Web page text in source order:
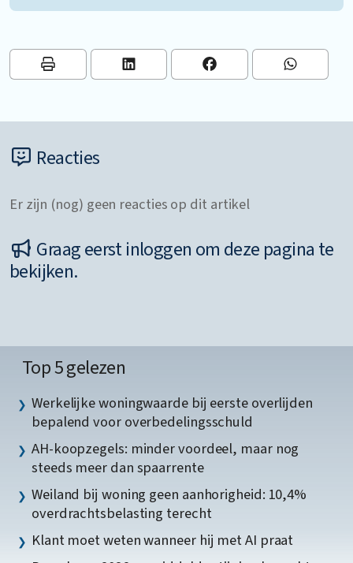
Reacties
Er zijn (nog) geen reacties op dit artikel
Graag eerst inloggen om deze pagina te
bekijken.
Top 5 gelezen
Werkelijke woningwaarde bij eerste overlijden
bepalend voor overbedelingsschuld
AH-koopzegels: minder voordeel, maar nog
steeds meer dan spaarrente
Weiland bij woning geen aanhorigheid: 10,4%
overdrachtsbelasting terecht
Klant moet weten wanneer hij met AI praat